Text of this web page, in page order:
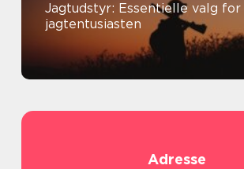
Jagtudstyr: Essentielle valg for
jagtentusiasten
Adresse